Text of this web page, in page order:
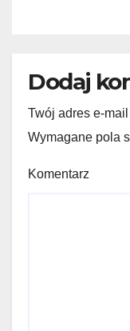
Dodaj
Twój adres e-
Wymagane pola
Komentarz